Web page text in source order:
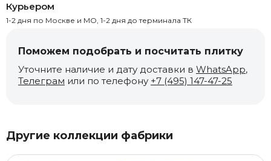
Курьером
1-2 дня по Москве и МО, 1-2 дня до терминала ТК
Поможем подобрать и посчитать плитку
Уточните наличие и дату доставки в WhatsApp,
Телеграм или по телефону +7 (495) 147-47-25
Другие коллекции фабрики